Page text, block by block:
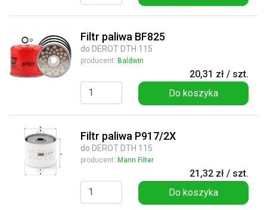
Filtr paliwa BF825
do DEROT DTH 115
producent: Baldwin
20,31 zł / szt.
Do koszyka
Filtr paliwa P917/2X
do DEROT DTH 115
producent: Mann Filter
21,32 zł / szt.
Do koszyka